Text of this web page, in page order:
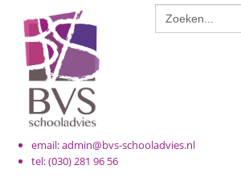
Zoek
naar:
email: admin@bvs-schooladvies.nl
tel: (030) 281 96 56